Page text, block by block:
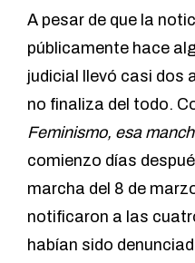
A pesar de que la
públicamente hace
judicial llevó casi dos
no finaliza del todo.
Feminismo, esa
comienzo días
marcha del 8 de
notificaron a las
habían sido